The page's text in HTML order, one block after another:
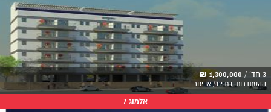
3 חד' / 1,300,000 ₪
ההסתדרות, בת ים / אביגור
אלמוג 7